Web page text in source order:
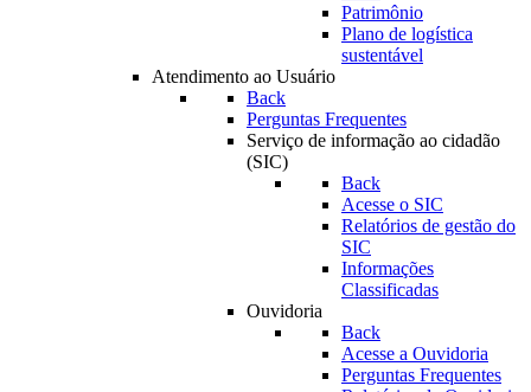
Patrimônio
Plano de logística
sustentável
Atendimento ao Usuário
Back
Perguntas Frequentes
Serviço de informação ao cidadão
(SIC)
Back
Acesse o SIC
Relatórios de gestão do
SIC
Informações
Classificadas
Ouvidoria
Back
Acesse a Ouvidoria
Perguntas Frequentes